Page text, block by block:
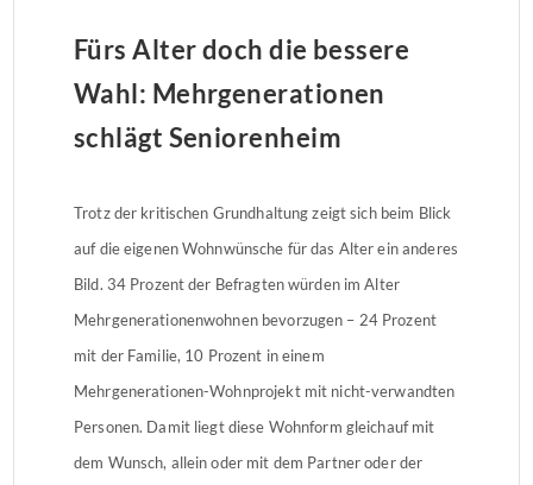
Fürs Alter doch die bessere
Wahl: Mehrgenerationen
schlägt Seniorenheim
Trotz der kritischen Grundhaltung zeigt sich beim Blick
auf die eigenen Wohnwünsche für das Alter ein anderes
Bild. 34 Prozent der Befragten würden im Alter
Mehrgenerationenwohnen bevorzugen – 24 Prozent
mit der Familie, 10 Prozent in einem
Mehrgenerationen-Wohnprojekt mit nicht-verwandten
Personen. Damit liegt diese Wohnform gleichauf mit
dem Wunsch, allein oder mit dem Partner oder der